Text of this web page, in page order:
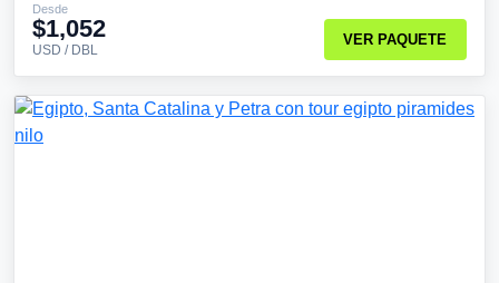
Desde
$1,052
USD / DBL
VER PAQUETE